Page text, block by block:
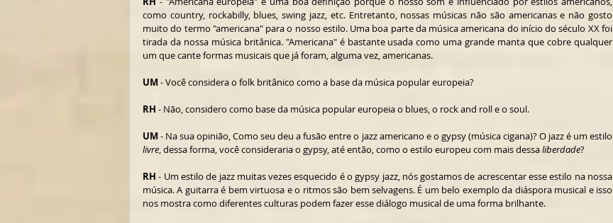
como country, rockabilly, blues, swing jazz, etc. Entretanto, nossas músicas não são americanas e não gosto
muito do termo "americana" para o nosso estilo. Uma boa parte da música americana do início do século XX foi
tirada da nossa música britânica. "Americana" é bastante usada como uma grande manta que cobre qualquer
um que cante formas musicais que já foram, alguma vez, americanas.
UM - Você considera o folk britânico como a base da música popular europeia?
RH - Não, considero como base da música popular europeia o blues, o rock and roll e o soul.
UM
livre, dessa forma, você consideraria o gypsy, até então, como o estilo europeu com mais dessa liberdade?
RH - Um estilo de jazz muitas vezes esquecido é o gypsy jazz, nós gostamos de acrescentar esse estilo na nossa
música. A guitarra é bem virtuosa e o ritmos são bem selvagens. É um belo exemplo da diáspora musical e isso
nos mostra como diferentes culturas podem fazer esse diálogo musical de uma forma brilhante.